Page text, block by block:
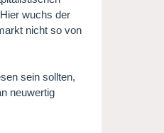
wuchs der
nicht so von
sein sollten,
neuwertig